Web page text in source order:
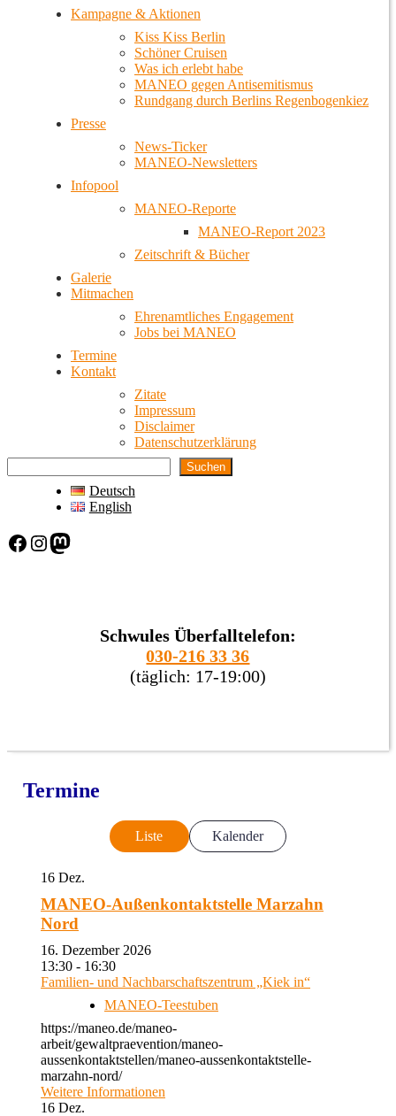
Kampagne & Aktionen
Kiss Kiss Berlin
Schöner Cruisen
Was ich erlebt habe
MANEO gegen Antisemitismus
Rundgang durch Berlins Regenbogenkiez
Presse
News-Ticker
MANEO-Newsletters
Infopool
MANEO-Reporte
MANEO-Report 2023
Zeitschrift & Bücher
Galerie
Mitmachen
Ehrenamtliches Engagement
Jobs bei MANEO
Termine
Kontakt
Zitate
Impressum
Disclaimer
Datenschutzerklärung
Suchen
Deutsch
English
Facebook Instagram Mastodon
Schwules Überfalltelefon:
030-216 33 36
(täglich: 17-19:00)
Termine
Liste Kalender
16 Dez.
MANEO-Außenkontaktstelle Marzahn
Nord
16. Dezember 2026
13:30 - 16:30
Familien- und Nachbarschaftszentrum „Kiek in“
MANEO-Teestuben
https://maneo.de/maneo-
arbeit/gewaltpraevention/maneo-
aussenkontaktstellen/maneo-aussenkontaktstelle-
marzahn-nord/
Weitere Informationen
16 Dez.